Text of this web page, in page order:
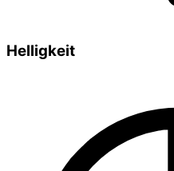
Helligkeit